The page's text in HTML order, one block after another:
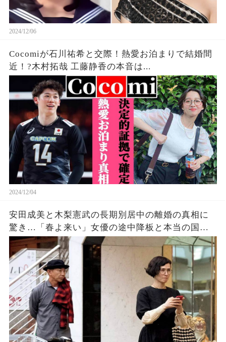
2024/12/06
Cocomiが石川祐希と交際！熱愛お泊まりで結婚間
近！?木村拓哉 工藤静香の本音は...
2024/12/04
安田成美と木梨憲武の長期別居中の離婚の真相に
驚き…「春よ来い」女優の途中降板と本当の国籍
の理由を明かす